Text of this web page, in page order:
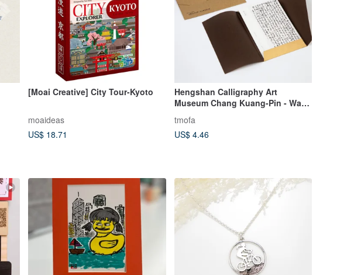
[Moai Creative] City Tour-Kyoto
moaideas
US$ 18.71
Hengshan Calligraphy Art
Museum Chang Kuang-Pin - Wang
Mo-chieh's Poem of the Peach
Blossom Spring - Postcard
tmofa
US$ 4.46